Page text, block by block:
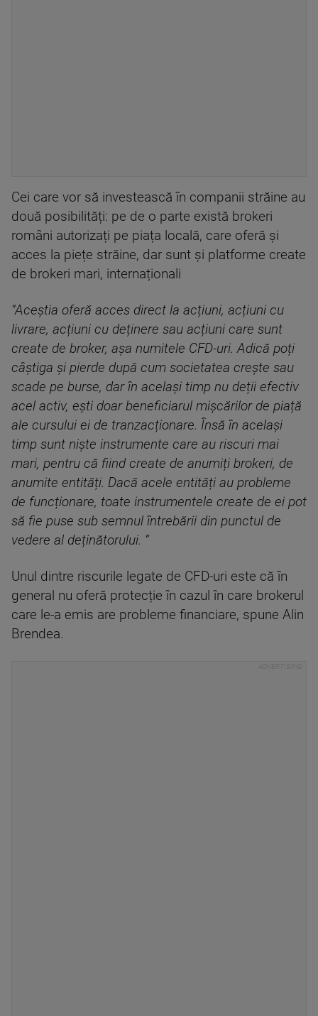
Cei care vor să investească în companii străine au
două posibilități: pe de o parte există brokeri
români autorizați pe piața locală, care oferă și
acces la piețe străine, dar sunt și platforme create
de brokeri mari, internaționali
“Aceștia oferă acces direct la acțiuni, acțiuni cu
livrare, acțiuni cu deținere sau acțiuni care sunt
create de broker, așa numitele CFD-uri. Adică poți
câștiga și pierde după cum societatea crește sau
scade pe burse, dar în același timp nu deții efectiv
acel activ, ești doar beneficiarul mișcărilor de piață
ale cursului ei de tranzacționare. Însă în același
timp sunt niște instrumente care au riscuri mai
mari, pentru că fiind create de anumiți brokeri, de
anumite entități. Dacă acele entități au probleme
de funcționare, toate instrumentele create de ei pot
să fie puse sub semnul întrebării din punctul de
vedere al deținătorului. “
Unul dintre riscurile legate de CFD-uri este că în
general nu oferă protecție în cazul în care brokerul
care le-a emis are probleme financiare, spune Alin
Brendea.